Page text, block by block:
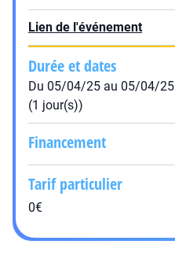
Lien de l'événement
Durée et dates
Du 05/04/25 au 05/04/25
(1 jour(s))
Financement
Tarif particulier
0€